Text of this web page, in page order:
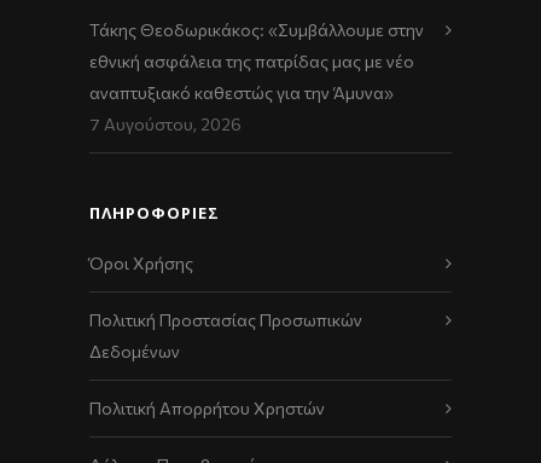
Τάκης Θεοδωρικάκος: «Συμβάλλουμε στην
εθνική ασφάλεια της πατρίδας μας με νέο
αναπτυξιακό καθεστώς για την Άμυνα»
7 Αυγούστου, 2026
ΠΛΗΡΟΦΟΡΙΕΣ
Όροι Χρήσης
Πολιτική Προστασίας Προσωπικών
Δεδομένων
Πολιτική Απορρήτου Χρηστών